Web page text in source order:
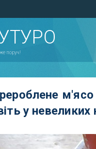
поруч!
у невеликих